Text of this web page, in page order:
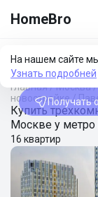
HomeBro
На нашем сайте
Узнать подробней
Получать
Главная/Москва
новостройке/
Купить
Москве у
16 квартир